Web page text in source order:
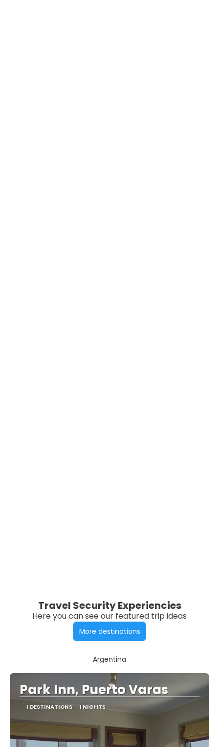
Travel Security Experiencies
Here you can see our featured trip ideas
More destinations
Argentina
Park Inn, Puerto Varas
1 DESTINATIONS 1 NIGHTS